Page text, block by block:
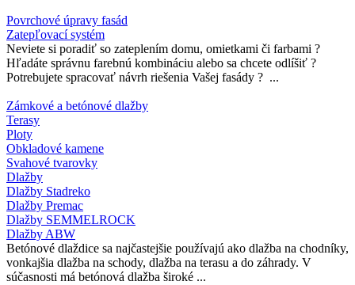
Povrchové úpravy fasád
Zatepľovací systém
Neviete si poradiť so zateplením domu, omietkami či farbami ?
Hľadáte správnu farebnú kombináciu alebo sa chcete odlíšiť ?
Potrebujete spracovať návrh riešenia Vašej fasády ? ...
Zámkové a betónové dlažby
Terasy
Ploty
Obkladové kamene
Svahové tvarovky
Dlažby
Dlažby Stadreko
Dlažby Premac
Dlažby SEMMELROCK
Dlažby ABW
Betónové dlaždice sa najčastejšie používajú ako dlažba na chodníky,
vonkajšia dlažba na schody, dlažba na terasu a do záhrady. V
súčasnosti má betónová dlažba široké ...